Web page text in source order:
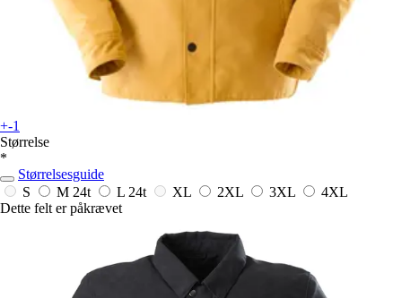
+-1
Størrelse
*
Størrelsesguide
S
M 24t L 24t XL 2XL 3XL
4XL
Dette felt er påkrævet